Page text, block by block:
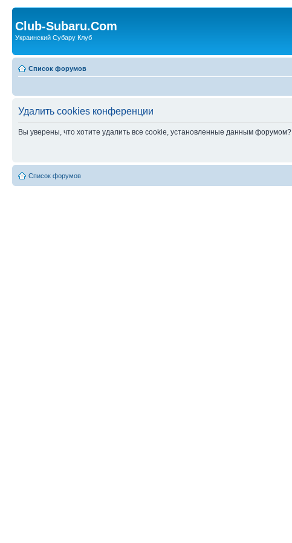
Club-Subaru.Com
Украинский Субару Клуб
Список форумов
Удалить cookies конференции
Вы уверены, что хотите удалить все cookie, установленные данным форумом?
Список форумов